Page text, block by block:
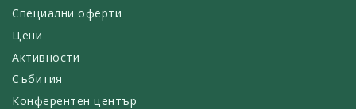
Специални оферти
Цени
Активности
Събития
Конферентен център